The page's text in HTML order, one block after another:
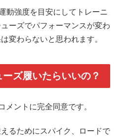
動強度を目安にしてトレーニ
ーズでパフォーマンスが変わ
変わらないと思われます。
ズ履いたらいいの？
メントに完全同意です。
るためにスパイク、ロードで